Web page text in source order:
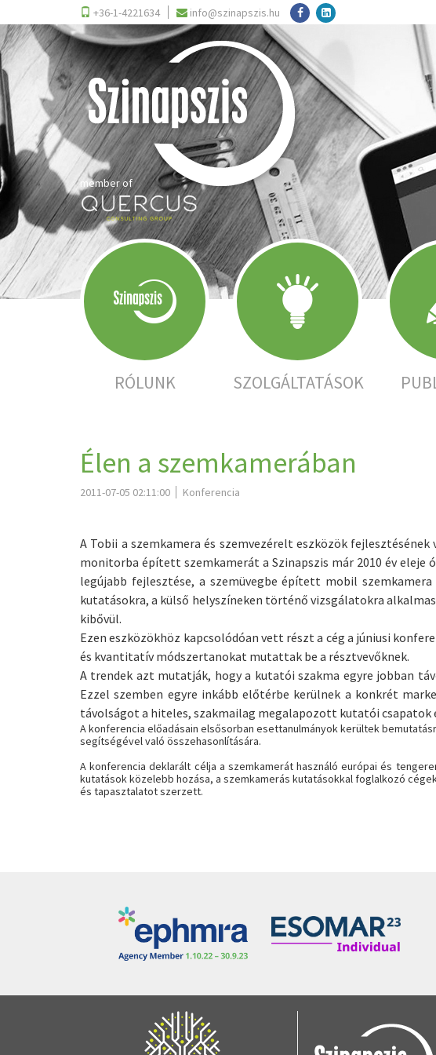
+36-1-4221634 info@szinapszis.hu
member of
RÓLUNK SZOLGÁLTATÁSOK
Élen a szemkamerában
2011-07-05 02:11:00 Konferencia
A Tobii a szemkamera és szemvezérelt eszközök
monitorba épített szemkamerát a Szinapszis már 2010 év
legújabb fejlesztése, a szemüvegbe épített mobil
kutatásokra, a külső helyszíneken történő vizsgálatokra
kibővül.
Ezen eszközökhöz kapcsolódóan vett részt a cég a júniusi
és kvantitatív módszertanokat mutattak be a résztvevőknek.
A trendek azt mutatják, hogy a kutatói szakma egyre jobban
Ezzel szemben egyre inkább előtérbe kerülnek a konkrét
távolságot a hiteles, szakmailag megalapozott kutatói csapatok
A konferencia előadásain elsősorban esettanulmányok kerültek
segítségével való összehasonlítására.
A konferencia deklarált célja a szemkamerát használó európai és
kutatások közelebb hozása, a szemkamerás kutatásokkal foglalkozó
és tapasztalatot szerzett.